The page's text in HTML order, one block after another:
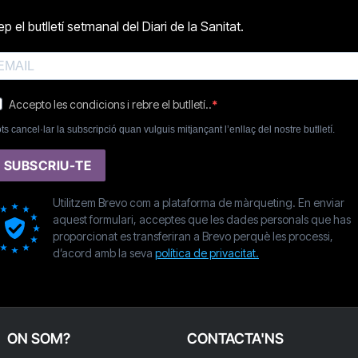
el butlletí setmanal del Diari de la Sanitat.
Accepto les condicions i rebre el butlletí..
cancel·lar la subscripció quan vulguis mitjançant l’enllaç del nostre butlletí.
SUBSCRIU-TE
Utilitzem Brevo com a plataforma de màrqueting. En enviar
aquest formulari, acceptes que les dades personals que has
proporcionat es transferiran a Brevo perquè les processi,
d’acord amb la seva política de privacitat.
ON SOM? CONTACTA'NS